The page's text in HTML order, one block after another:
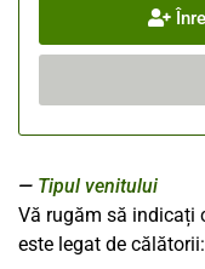
Tipul venitului
Vă rugăm să indicați
este legat de călătorii: